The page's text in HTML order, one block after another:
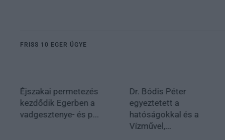
FRISS 10 EGER ÜGYE
Éjszakai permetezés
kezdődik Egerben a
vadgesztenye- és p...
Dr. Bódis Péter
egyeztetett a
hatóságokkal és a
Vízművel,...